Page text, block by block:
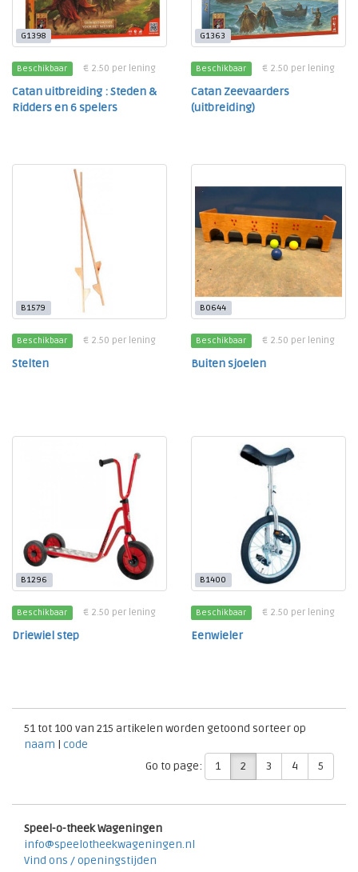
G1398
Beschikbaar € 2.50 per lening
Catan uitbreiding : Steden &
Ridders en 6 spelers
G1363
Beschikbaar € 2.50 per lening
Catan Zeevaarders
(uitbreiding)
B1579
Beschikbaar € 2.50 per lening
Stelten
B0644
Beschikbaar € 2.50 per lening
Buiten sjoelen
B1296
Beschikbaar € 2.50 per lening
Driewiel step
B1400
Beschikbaar € 2.50 per lening
Eenwieler
51 tot 100 van 215 artikelen worden getoond sorteer op
naam | code
Go to page:
1 2 3 4 5
Speel-o-theek Wageningen
info@speelotheekwageningen.nl
Vind ons / openingstijden